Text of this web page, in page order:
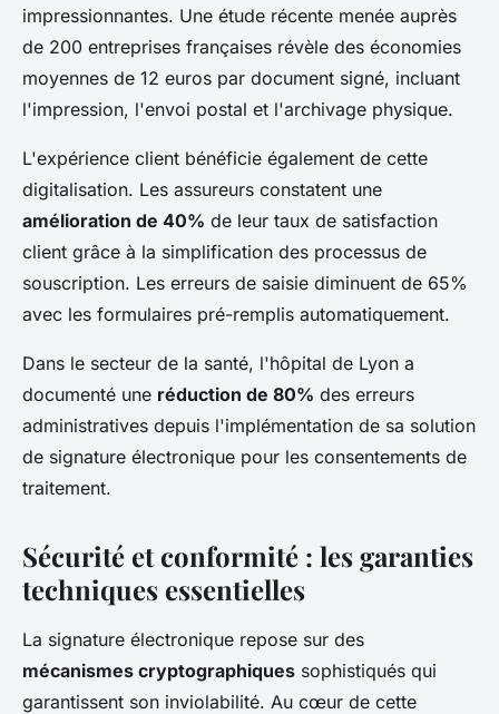
impressionnantes. Une étude récente menée auprès
de 200 entreprises françaises révèle des économies
moyennes de 12 euros par document signé, incluant
l'impression, l'envoi postal et l'archivage physique.
L'expérience client bénéficie également de cette
digitalisation. Les assureurs constatent une
amélioration de 40% de leur taux de satisfaction
client grâce à la simplification des processus de
souscription. Les erreurs de saisie diminuent de 65%
avec les formulaires pré-remplis automatiquement.
Dans le secteur de la santé, l'hôpital de Lyon a
documenté une réduction de 80% des erreurs
administratives depuis l'implémentation de sa solution
de signature électronique pour les consentements de
traitement.
Sécurité et conformité : les garanties
techniques essentielles
La signature électronique repose sur des
mécanismes cryptographiques sophistiqués qui
garantissent son inviolabilité. Au cœur de cette